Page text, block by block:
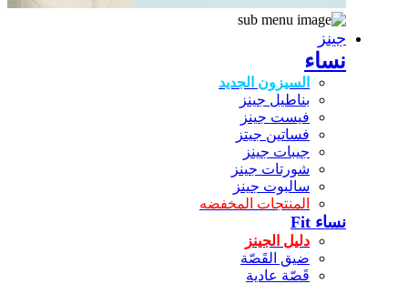
جينز
نساء
السيزون الجديد
بناطيل جينز
فيست جينز
فساتين جيتز
جيبات جينز
شورتات جينز
سالبوت جينز
المنتجات المخفضه
نساء Fit
دليل الجينز
ضيق القَصّة
قَصّة عادية